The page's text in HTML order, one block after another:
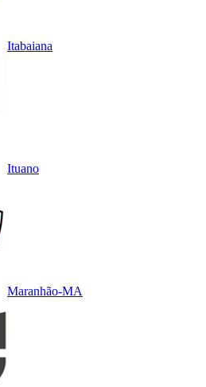
Itabaiana
Ituano
Maranhão-MA